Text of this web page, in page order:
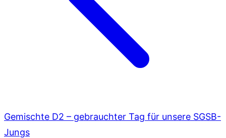
Gemischte D2 – gebrauchter Tag für unsere SGSB-
Jungs